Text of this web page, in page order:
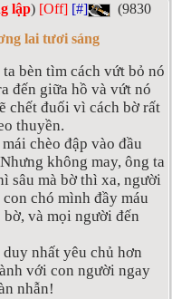
lập) [Off] [#]
(9830
lai tươi sáng
bèn tìm cách vứt bỏ nó
đến giữa hồ và vứt nó
chết đuối vì cách bờ rất
thuyền.
chèo đập vào đầu
không may, ông ta
sâu mà bờ thì xa, người
chó mình đầy máu
và mọi người đến
nhất yêu chủ hơn
với con người ngay
nhẫn!